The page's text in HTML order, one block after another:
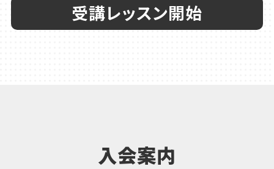
受講レッスン開始
入会案内